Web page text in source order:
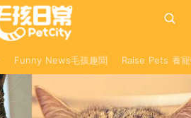
Funny News毛孩趣聞 Raise Pets 養